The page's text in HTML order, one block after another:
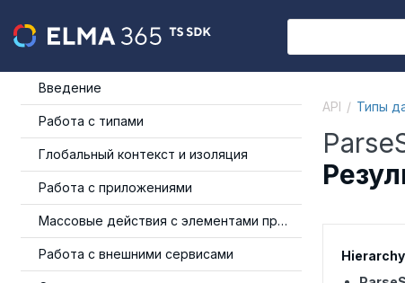
Введение
Работа с типами
Глобальный контекст и изоляция
Работа с приложениями
Массовые действия с элементами приложения
Работа с внешними сервисами
API Типы
Hierarchy